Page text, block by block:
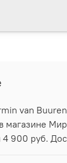
van
магазине
4 900 руб.